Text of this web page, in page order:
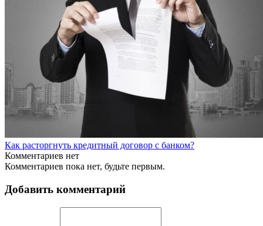
Как расторгнуть кредитный договор с банком?
Комментариев нет
Комментариев пока нет, будьте первым.
Добавить комментарий